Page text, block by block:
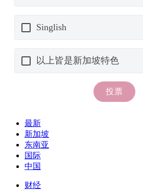
最新
新加坡
东南亚
国际
中国
财经